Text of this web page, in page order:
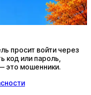
просит войти через
код или пароль,
это мошенники.